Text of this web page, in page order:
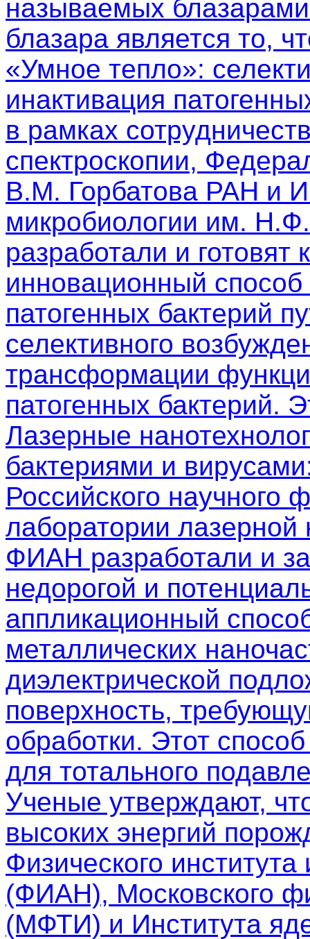
называемых
блазара является то,
«Умное тепло»:
инактивация
в рамках
спектроскопии,
В.М. Горбатова РАН и
микробиологии им.
разработали и готовят
инновационный
патогенных бактерий
селективного
трансформации
патогенных бактерий.
Лазерные
бактериями и вирусами
Российского
лаборатории
ФИАН разработали и
недорогой и
аппликационный
металлических
диэлектрической
поверхность,
обработки. Этот
для тотального
Ученые утверждают,
высоких энергий
Физического
(ФИАН), Московского
(МФТИ) и Института